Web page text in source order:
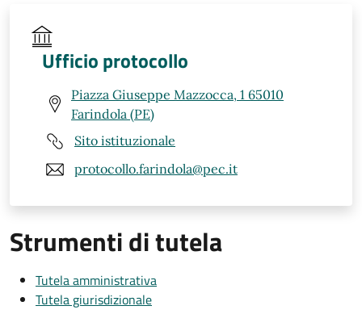
Ufficio protocollo
Piazza Giuseppe Mazzocca, 1 65010
Farindola (PE)
Sito istituzionale
protocollo.farindola@pec.it
Strumenti di tutela
Tutela amministrativa
Tutela giurisdizionale